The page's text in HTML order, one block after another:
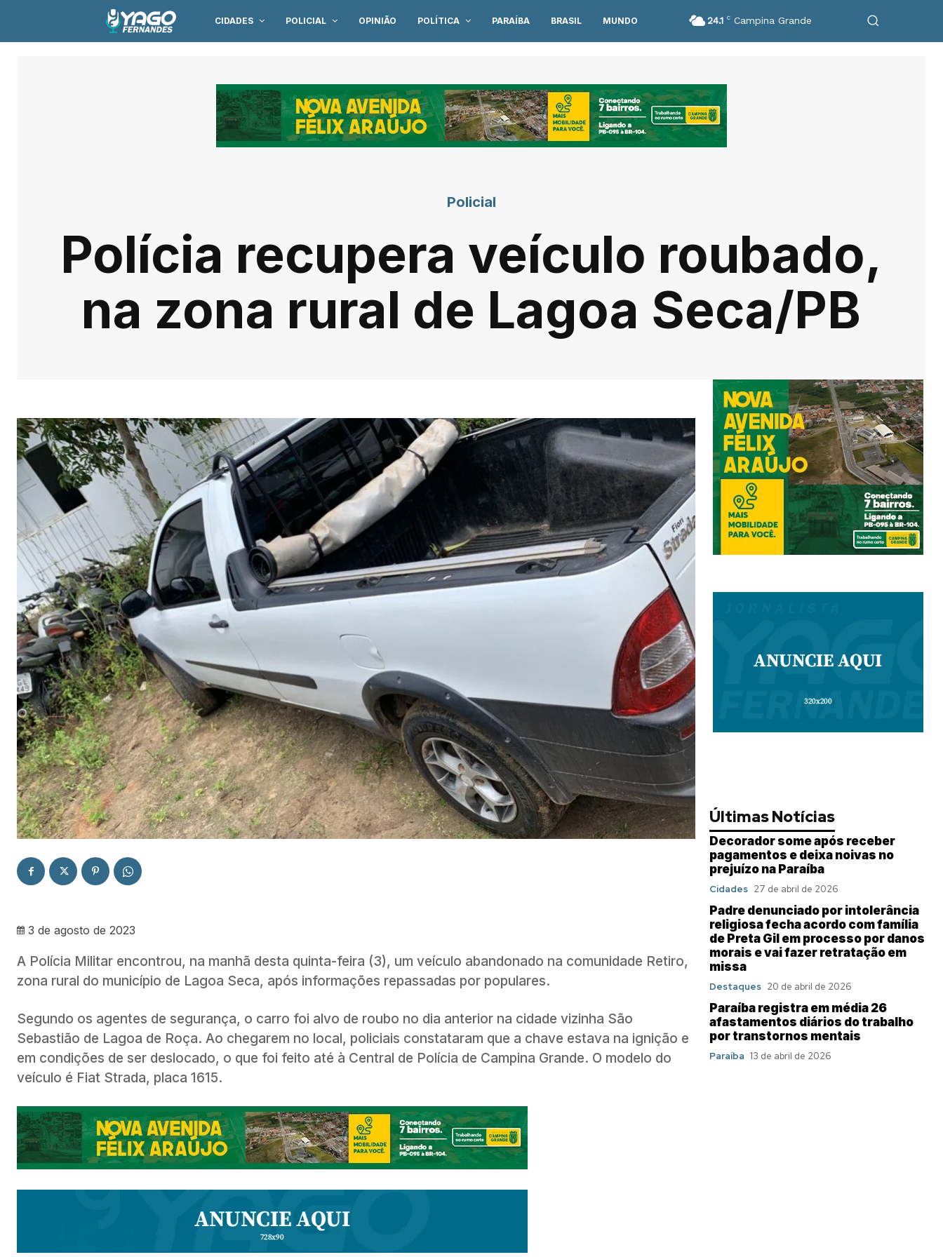
CIDADES POLICIAL OPINIÃO POLÍTICA PARAÍBA BRASIL MUNDO 24.1 C Campina Grande
Policial
Polícia recupera veículo roubado,
na zona rural de Lagoa Seca/PB
3 de agosto de 2023
A Polícia Militar encontrou, na manhã desta quinta-feira (3), um veículo abandonado na comunidade Retiro,
zona rural do município de Lagoa Seca, após informações repassadas por populares.
Segundo os agentes de segurança, o carro foi alvo de roubo no dia anterior na cidade vizinha São
Sebastião de Lagoa de Roça. Ao chegarem no local, policiais constataram que a chave estava na ignição e
em condições de ser deslocado, o que foi feito até à Central de Polícia de Campina Grande. O modelo do
veículo é Fiat Strada, placa 1615.
Últimas Notícias
Decorador some após receber
pagamentos e deixa noivas no
prejuízo na Paraíba
Cidades 27 de abril de 2026
Padre denunciado por intolerância
religiosa fecha acordo com família
de Preta Gil em processo por danos
morais e vai fazer retratação em
missa
Destaques 20 de abril de 2026
Paraíba registra em média 26
afastamentos diários do trabalho
por transtornos mentais
Paraíba 13 de abril de 2026